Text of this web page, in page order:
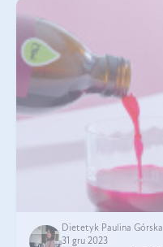
Dietetyk Paulina Górska
31 gru 2023